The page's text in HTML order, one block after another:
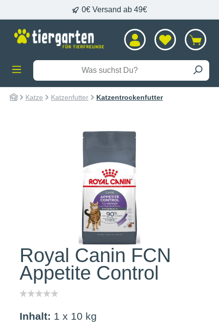
0€ Versand ab 49€
Katze Katzenfutter Katzentrockenfutter
Bildergalerie überspringen
Royal Canin FCN
Appetite Control
Inhalt: 1 x 10 kg